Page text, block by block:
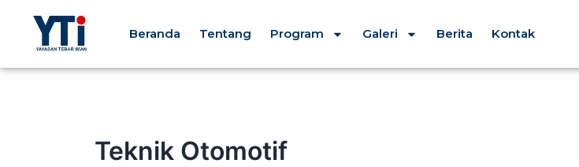
konten
Beranda Tentang Program Galeri Berita Kontak
Teknik Otomotif